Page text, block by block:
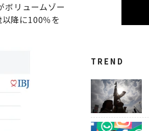
リュームゾー
降に100％を
TREND